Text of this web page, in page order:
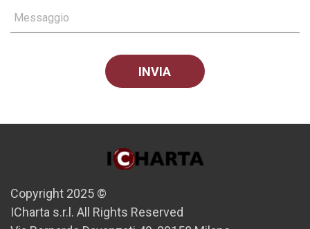
Messaggio
Copyright 2025 ©
ICharta s.r.l. All Rights Reserved